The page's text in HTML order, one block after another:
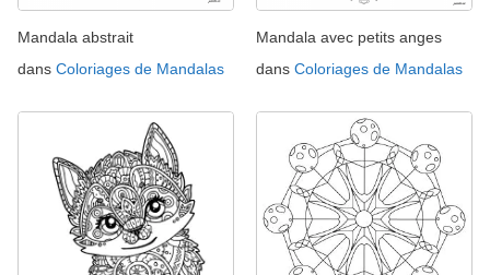
Mandala abstrait
dans Coloriages de Mandalas
Mandala avec petits anges
dans Coloriages de Mandalas